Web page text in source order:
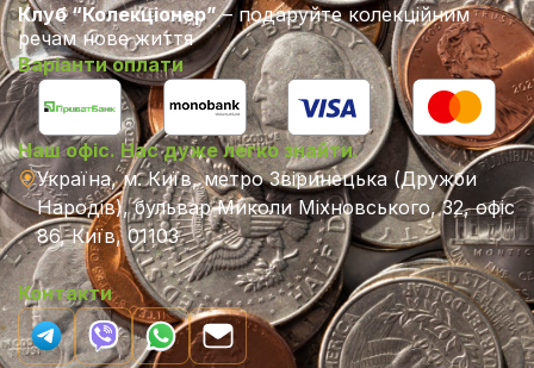
Клуб “Колекціонер”– подаруйте колекційним
речам нове життя
Варіанти оплати
Наш офіс. Нас дуже легко знайти.
Україна, м. Київ, метро Звіринецька (Дружби
Народів), бульвар Миколи Міхновського, 32, офіс
86, Київ, 01103
Контакти